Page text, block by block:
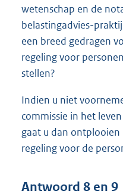
wetenschap en de
belastingadvies-
een breed gedragen
regeling voor
stellen?
Indien u niet
commissie in het
gaat u dan
regeling voor de
Antwoord 8 en 9